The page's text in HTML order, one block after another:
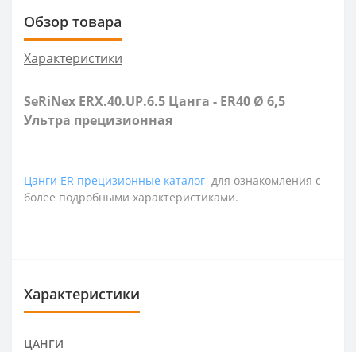
Обзор товара
Характеристики
SeRiNex ERX.40.UP.6.5 Цанга - ER40 Ø 6,5
Ультра прецизионная
Цанги ER прецизионные каталог для ознакомления с
более подробными характеристиками.
Характеристики
ЦАНГИ